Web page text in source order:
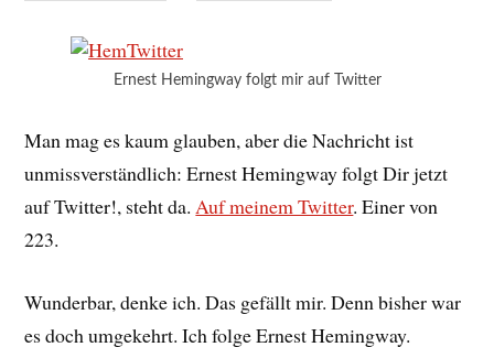
Ernest Hemingway folgt mir auf Twitter
Man mag es kaum glauben, aber die Nachricht ist
unmissverständlich: Ernest Hemingway folgt Dir jetzt
auf Twitter!, steht da. Auf meinem Twitter. Einer von
223.
Wunderbar, denke ich. Das gefällt mir. Denn bisher war
es doch umgekehrt. Ich folge Ernest Hemingway.